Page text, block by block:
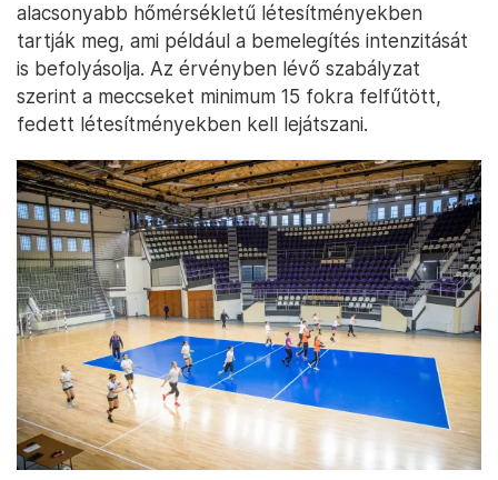
alacsonyabb hőmérsékletű létesítményekben
tartják meg, ami például a bemelegítés intenzitását
is befolyásolja. Az érvényben lévő szabályzat
szerint a meccseket minimum 15 fokra felfűtött,
fedett létesítményekben kell lejátszani.